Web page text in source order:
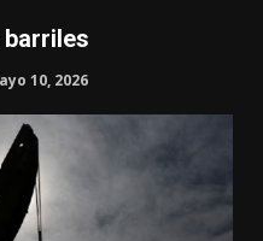
10, 2026